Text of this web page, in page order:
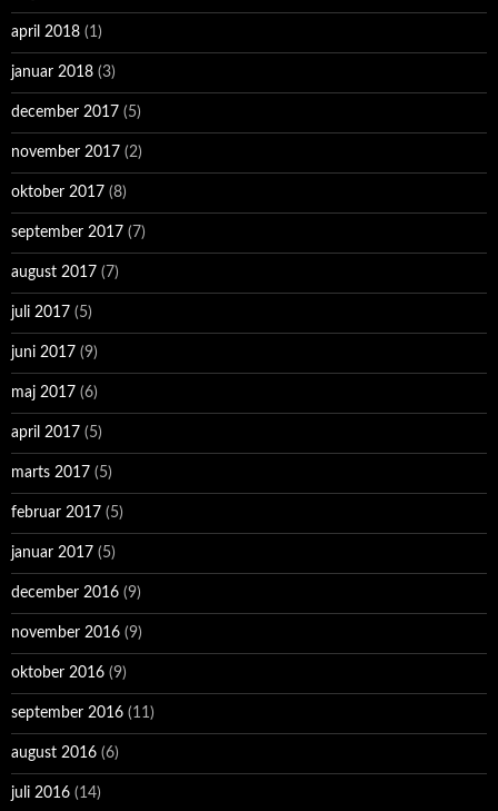
april 2018 (1)
januar 2018 (3)
december 2017 (5)
november 2017 (2)
oktober 2017 (8)
september 2017 (7)
august 2017 (7)
juli 2017 (5)
juni 2017 (9)
maj 2017 (6)
april 2017 (5)
marts 2017 (5)
februar 2017 (5)
januar 2017 (5)
december 2016 (9)
november 2016 (9)
oktober 2016 (9)
september 2016 (11)
august 2016 (6)
juli 2016 (14)